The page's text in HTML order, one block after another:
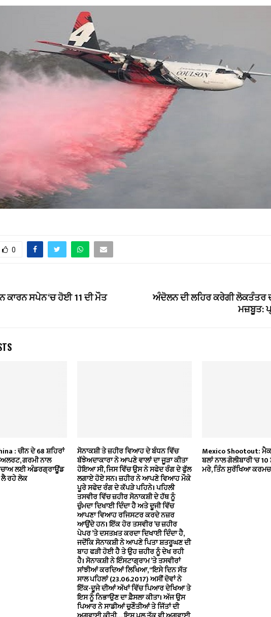
0
ਸਪੇਨ ‘ਚ ਹੋਈ 11 ਦੀ ਮੌਤ ਅੰਦੋਲਨ ਦੀ ਲਹਿਰ ਕਰੇਗੀ ਲੋਕਤੰਤਰ
ਮਜ਼ਬੂਤ:
: ਚੀਨ ਦੇ 68 ਸ਼ਹਿਰਾਂ
ਗਰਮੀ ਨਾਲ
ਲਈ ਅੰਡਰਗ੍ਰਾਊਂਡ
ਲੈ ਰਹੇ ਲੋਕ
ਸੋਨਾਕਸ਼ੀ ਤੇ ਜ਼ਹੀਰ ਵਿਆਹ ਦੇ ਬੰਧਨ ਵਿੱਚ
ਬੱਝੇਅਦਾਕਾਰਾ ਨੇ ਆਪਣੇ ਵਾਲਾਂ ਦਾ ਜੂੜਾ ਕੀਤਾ
ਹੋਇਆ ਸੀ, ਜਿਸ ਵਿੱਚ ਉਸ ਨੇ ਸਫੇਦ ਰੰਗ ਦੇ ਫੁੱਲ
ਲਗਾਏ ਹੋਏ ਸਨ। ਜ਼ਹੀਰ ਨੇ ਆਪਣੇ ਵਿਆਹ ਮੌਕੇ
ਪੂਰੇ ਸਫੇਦ ਰੰਗ ਦੇ ਕੱਪੜੇ ਪਹਿਨੇ। ਪਹਿਲੀ
ਤਸਵੀਰ ਵਿੱਚ ਜ਼ਹੀਰ ਸੋਨਾਕਸ਼ੀ ਦੇ ਹੱਥ ਨੂੰ
ਚੁੰਮਦਾ ਦਿਖਾਈ ਦਿੰਦਾ ਹੈ ਅਤੇ ਦੂਜੀ ਵਿੱਚ
ਆਪਣਾ ਵਿਆਹ ਰਜਿਸਟਰ ਕਰਦੇ ਨਜ਼ਰ
ਆਉਂਦੇ ਹਨ। ਇੱਕ ਹੋਰ ਤਸਵੀਰ ’ਚ ਜ਼ਹੀਰ
ਪੇਪਰ ’ਤੇ ਦਸਤਖ਼ਤ ਕਰਦਾ ਦਿਖਾਈ ਦਿੰਦਾ ਹੈ,
ਜਦੋਂਕਿ ਸੋਨਾਕਸ਼ੀ ਨੇ ਆਪਣੇ ਪਿਤਾ ਸ਼ਤਰੂਘਣ ਦੀ
ਬਾਹ ਫੜੀ ਹੋਈ ਹੈ ਤੇ ਉਹ ਜ਼ਹੀਰ ਨੂੰ ਦੇਖ ਰਹੀ
ਹੈ। ਸੋਨਾਕਸ਼ੀ ਨੇ ਇੰਸਟਾਗ੍ਰਾਮ ’ਤੇ ਤਸਵੀਰਾਂ
ਸਾਂਝੀਆਂ ਕਰਦਿਆਂ ਲਿਖਿਆ, ‘‘ਇਸੇ ਦਿਨ ਸੱਤ
ਸਾਲ ਪਹਿਲਾਂ (23.06.2017) ਅਸੀਂ ਦੋਵਾਂ ਨੇ
ਇੱਕ-ਦੂਜੇ ਦੀਆਂ ਅੱਖਾਂ ਵਿੱਚ ਪਿਆਰ ਦੇਖਿਆ ਤੇ
ਇਸ ਨੂੰ ਨਿਭਾਉਣ ਦਾ ਫ਼ੈਸਲਾ ਕੀਤਾ। ਅੱਜ ਉਸ
ਪਿਆਰ ਨੇ ਸਾਡੀਆਂ ਚੁਣੌਤੀਆਂ ਤੇ ਜਿੱਤਾਂ ਦੀ
Mexico Shootout:
ਬਲਾਂ ਨਾਲ ਗੋਲੀਬਾਰੀ ‘ਚ
ਮਰੇ, ਤਿੰਨ ਸੁਰੱਖਿਆ